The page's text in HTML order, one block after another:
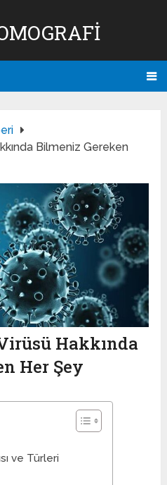
Bilmeniz Gereken
Hakkında
Her Şey
ve Türleri